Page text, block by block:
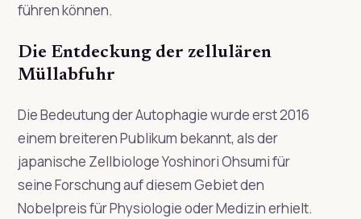
führen können.
Die Entdeckung der zellulären
Müllabfuhr
Die Bedeutung der Autophagie wurde erst 2016
einem breiteren Publikum bekannt, als der
japanische Zellbiologe Yoshinori Ohsumi für
seine Forschung auf diesem Gebiet den
Nobelpreis für Physiologie oder Medizin erhielt.